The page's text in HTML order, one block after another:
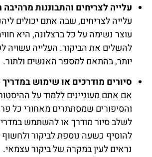
עלייה לצריחים והתבוננות
עלייה לצריחים, שבה אתם יכולים
עוצר נשימה על כל ברצלונה, היא
יותר, בהתאם למספר האנשים ולתור.
סיורים מודרכים או שימוש במדריך
אם אתם מעוניינים ללמוד על
והסיפורים שמסתתרים מאחורי כל
לשלב סיור מודרך או להשתמש
להוסיף כשעה נוספת לביקור
נראים לעין במקרה של ביקור עצמאי.